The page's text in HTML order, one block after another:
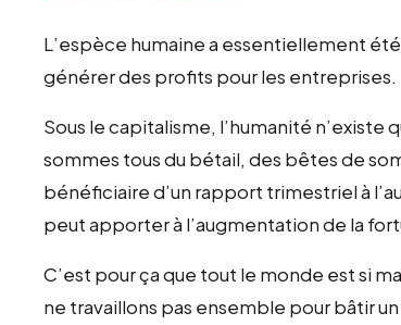
L’espèce humaine a essentiellement
générer des profits pour les entreprises.
Sous le capitalisme, l’humanité
sommes tous du bétail, des bêtes de
bénéficiaire d’un rapport trimestriel à
peut apporter à l’augmentation de la
C’est pour ça que tout le monde est si
ne travaillons pas ensemble pour bâtir